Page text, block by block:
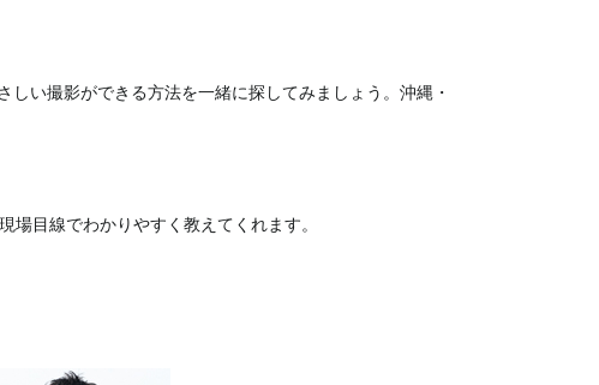
い撮影ができる方法を一緒に探してみましょう。沖縄・
目線でわかりやすく教えてくれます。